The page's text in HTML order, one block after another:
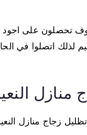
تحصلون على اجود
لذلك اتصلوا في
منازل
زجاج منازل